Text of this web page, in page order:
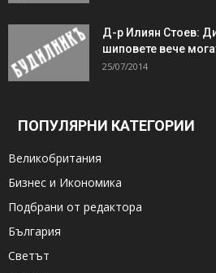
Д-р Илиян Стоев:
шиповете вече
25/07/2014
ПОПУЛЯРНИ КАТЕГОРИИ
Великобритания
Бизнес и Икономика
Подбрани от редактора
България
Светът